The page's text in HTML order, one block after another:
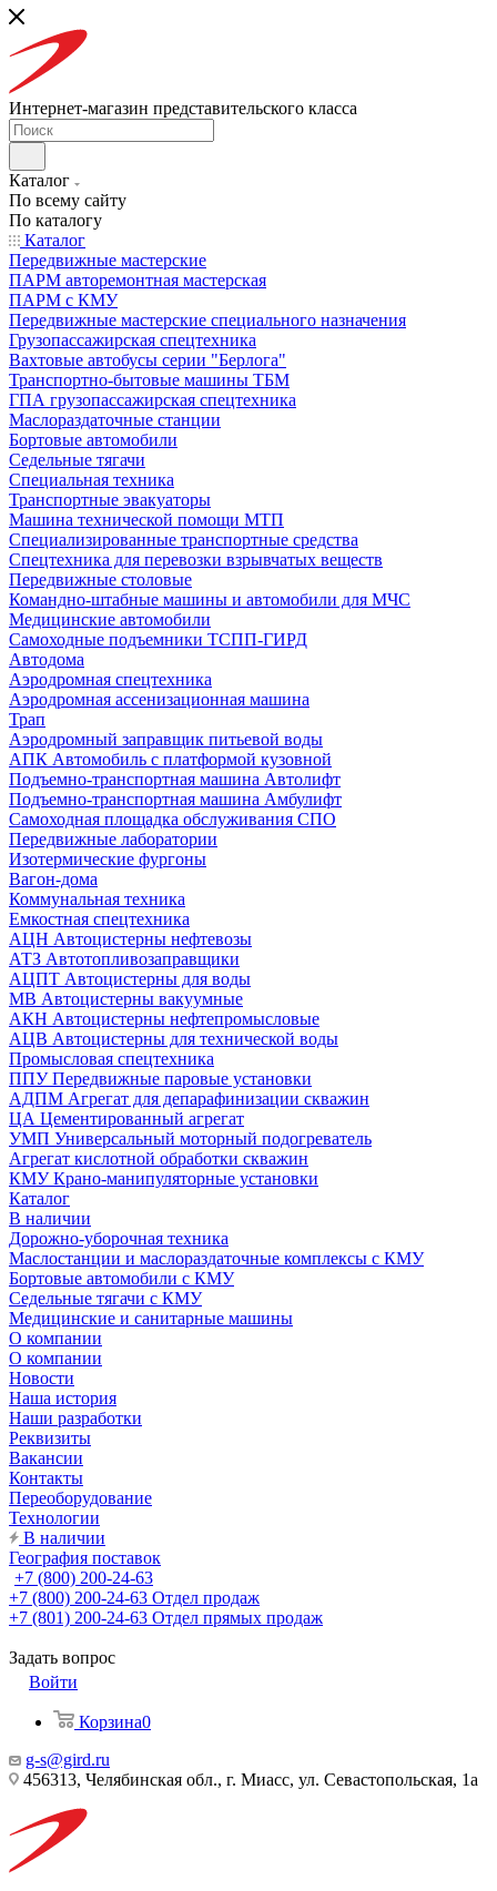
Интернет-магазин представительского класса
Каталог
По всему сайту
По каталогу
Каталог
Передвижные мастерские
ПАРМ авторемонтная мастерская
ПАРМ с КМУ
Передвижные мастерские специального назначения
Грузопассажирская спецтехника
Вахтовые автобусы серии "Берлога"
Транспортно-бытовые машины ТБМ
ГПА грузопассажирская спецтехника
Маслораздаточные станции
Бортовые автомобили
Седельные тягачи
Специальная техника
Транспортные эвакуаторы
Машина технической помощи МТП
Специализированные транспортные средства
Спецтехника для перевозки взрывчатых веществ
Передвижные столовые
Командно-штабные машины и автомобили для МЧС
Медицинские автомобили
Самоходные подъемники ТСПП-ГИРД
Автодома
Аэродромная спецтехника
Аэродромная ассенизационная машина
Трап
Аэродромный заправщик питьевой воды
АПК Автомобиль с платформой кузовной
Подъемно-транспортная машина Автолифт
Подъемно-транспортная машина Амбулифт
Самоходная площадка обслуживания СПО
Передвижные лаборатории
Изотермические фургоны
Вагон-дома
Коммунальная техника
Емкостная спецтехника
АЦН Автоцистерны нефтевозы
АТЗ Автотопливозаправщики
АЦПТ Автоцистерны для воды
МВ Автоцистерны вакуумные
АКН Автоцистерны нефтепромысловые
АЦВ Автоцистерны для технической воды
Промысловая спецтехника
ППУ Передвижные паровые установки
АДПМ Агрегат для депарафинизации скважин
ЦА Цементированный агрегат
УМП Универсальный моторный подогреватель
Агрегат кислотной обработки скважин
КМУ Крано-манипуляторные установки
Каталог
В наличии
Дорожно-уборочная техника
Маслостанции и маслораздаточные комплексы с КМУ
Бортовые автомобили с КМУ
Седельные тягачи с КМУ
Медицинские и санитарные машины
О компании
О компании
Новости
Наша история
Наши разработки
Реквизиты
Вакансии
Контакты
Переоборудование
Технологии
В наличии
География поставок
+7 (800) 200-24-63
+7 (800) 200-24-63 Отдел продаж
+7 (801) 200-24-63 Отдел прямых продаж
Задать вопрос
Войти
Корзина0
g-s@gird.ru
456313, Челябинская обл., г. Миасс, ул. Севастопольская, 1а